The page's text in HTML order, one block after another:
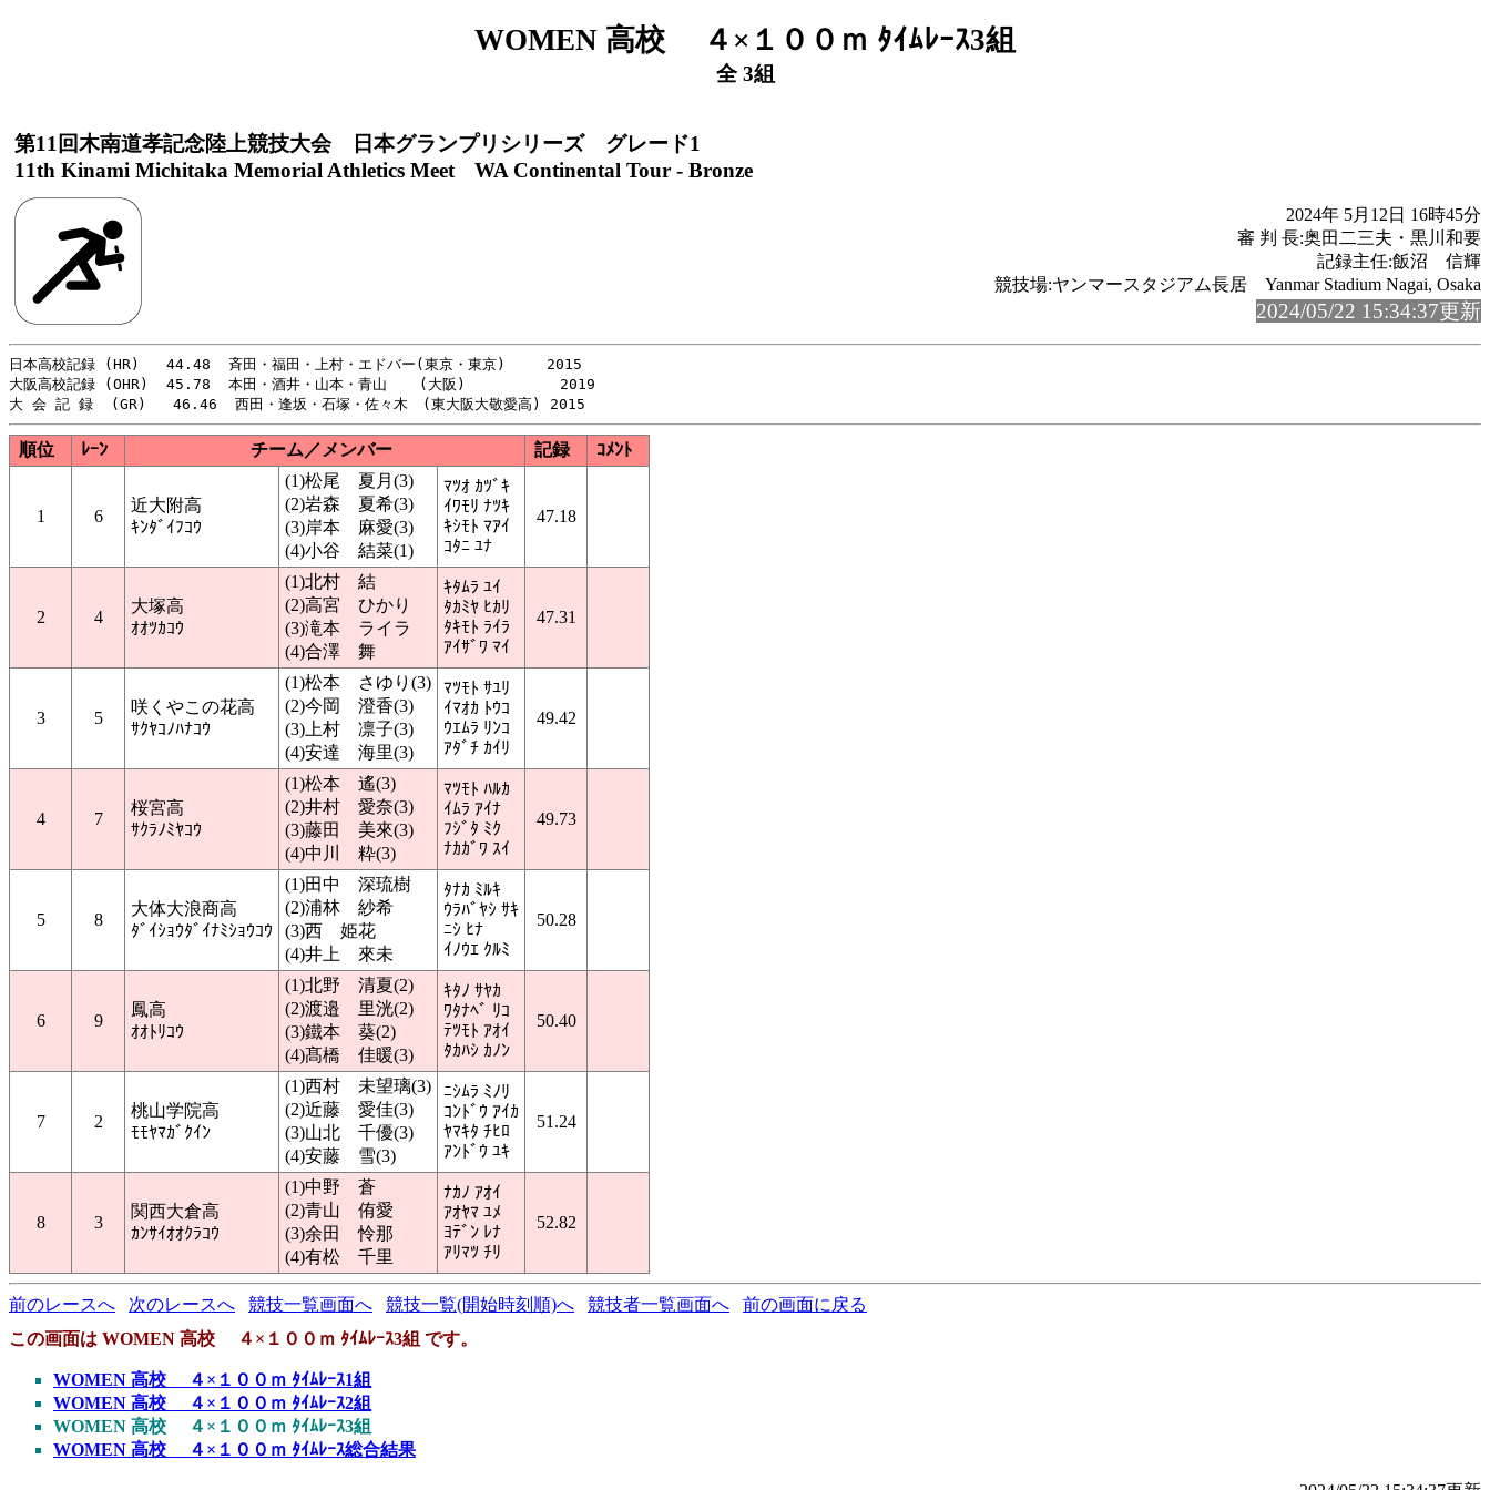
WOMEN 高校 ４×１００ｍ ﾀｲﾑﾚｰｽ3組
全 3組
第11回木南道孝記念陸上競技大会 日本グランプリシリーズ グレード1
11th Kinami Michitaka Memorial Athletics Meet WA Continental Tour - Bronze
2024年 5月12日 16時45分
審 判 長:奥田二三夫・黒川和要
記録主任:飯沼 信輝
競技場:ヤンマースタジアム長居 Yanmar Stadium Nagai, Osaka
2024/05/22 15:34:37更新
日本高校記録 (HR)   44.48  斉田・福田・上村・エドバー(東京・東京) 　  2015
大阪高校記録 (OHR)  45.78  本田・酒井・山本・青山 　 (大阪) 　        2019
順位 ﾚｰﾝ チーム／メンバー 記録 ｺﾒﾝﾄ
1 6
近大附高
ｷﾝﾀﾞｲﾌｺｳ
(1)松尾 夏月(3)
(2)岩森 夏希(3)
(3)岸本 麻愛(3)
(4)小谷 結菜(1)
ﾏﾂｵ ｶﾂﾞｷ
ｲﾜﾓﾘ ﾅﾂｷ
ｷｼﾓﾄ ﾏｱｲ
ｺﾀﾆ ﾕﾅ
47.18
2 4
大塚高
ｵｵﾂｶｺｳ
(1)北村 結
(2)高宮 ひかり
(3)滝本 ライラ
(4)合澤 舞
ｷﾀﾑﾗ ﾕｲ
ﾀｶﾐﾔ ﾋｶﾘ
ﾀｷﾓﾄ ﾗｲﾗ
ｱｲｻﾞﾜ ﾏｲ
47.31
3 5
咲くやこの花高
ｻｸﾔｺﾉﾊﾅｺｳ
(1)松本 さゆり(3)
(2)今岡 澄香(3)
(3)上村 凛子(3)
(4)安達 海里(3)
ﾏﾂﾓﾄ ｻﾕﾘ
ｲﾏｵｶ ﾄｳｺ
ｳｴﾑﾗ ﾘﾝｺ
ｱﾀﾞﾁ ｶｲﾘ
49.42
4 7
桜宮高
ｻｸﾗﾉﾐﾔｺｳ
(1)松本 遙(3)
(2)井村 愛奈(3)
(3)藤田 美來(3)
(4)中川 粋(3)
ﾏﾂﾓﾄ ﾊﾙｶ
ｲﾑﾗ ｱｲﾅ
ﾌｼﾞﾀ ﾐｸ
ﾅｶｶﾞﾜ ｽｲ
49.73
5 8
大体大浪商高
ﾀﾞｲｼｮｳﾀﾞｲﾅﾐｼｮｳｺｳ
(1)田中 深琉樹
(2)浦林 紗希
(3)西 姫花
(4)井上 來未
ﾀﾅｶ ﾐﾙｷ
ｳﾗﾊﾞﾔｼ ｻｷ
ﾆｼ ﾋﾅ
ｲﾉｳｴ ｸﾙﾐ
50.28
6 9
鳳高
ｵｵﾄﾘｺｳ
(1)北野 清夏(2)
(2)渡邉 里洸(2)
(3)鐵本 葵(2)
(4)髙橋 佳暖(3)
ｷﾀﾉ ｻﾔｶ
ﾜﾀﾅﾍﾞ ﾘｺ
ﾃﾂﾓﾄ ｱｵｲ
ﾀｶﾊｼ ｶﾉﾝ
50.40
7 2
桃山学院高
ﾓﾓﾔﾏｶﾞｸｲﾝ
(1)西村 未望璃(3)
(2)近藤 愛佳(3)
(3)山北 千優(3)
(4)安藤 雪(3)
ﾆｼﾑﾗ ﾐﾉﾘ
ｺﾝﾄﾞｳ ｱｲｶ
ﾔﾏｷﾀ ﾁﾋﾛ
ｱﾝﾄﾞｳ ﾕｷ
51.24
8 3
関西大倉高
ｶﾝｻｲｵｵｸﾗｺｳ
(1)中野 蒼
(2)青山 侑愛
(3)余田 怜那
(4)有松 千里
ﾅｶﾉ ｱｵｲ
ｱｵﾔﾏ ﾕﾒ
ﾖﾃﾞﾝ ﾚﾅ
ｱﾘﾏﾂ ﾁﾘ
52.82
前のレースへ 次のレースへ 競技一覧画面へ 競技一覧(開始時刻順)へ 競技者一覧画面へ
前の画面に戻る
この画面は WOMEN 高校 ４×１００ｍ ﾀｲﾑﾚｰｽ3組 です。
WOMEN 高校 ４×１００ｍ ﾀｲﾑﾚｰｽ1組
WOMEN 高校 ４×１００ｍ ﾀｲﾑﾚｰｽ2組
WOMEN 高校 ４×１００ｍ ﾀｲﾑﾚｰｽ3組
WOMEN 高校 ４×１００ｍ ﾀｲﾑﾚｰｽ総合結果